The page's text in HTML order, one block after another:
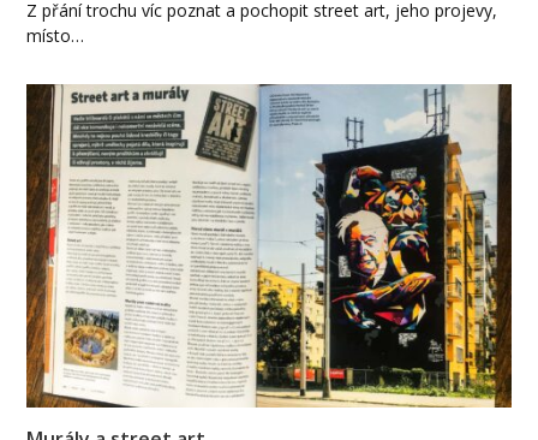
Z přání trochu víc poznat a pochopit street art, jeho projevy,
místo…